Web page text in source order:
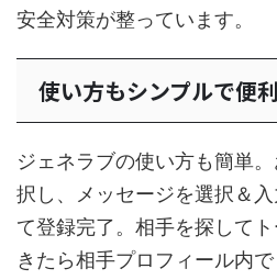
安全対策が整っています。
使い方もシンプルで便
ジェネラブの使い方も簡単
択し、メッセージを選択＆
て登録完了。相手を探して
きたら相手プロフィール内